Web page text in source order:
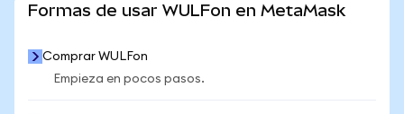
Formas de usar WULFon en MetaMask
Comprar WULFon
Empieza en pocos pasos.